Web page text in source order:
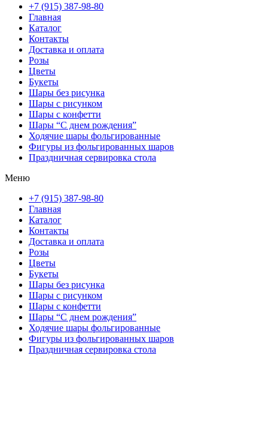
+7 (915) 387-98-80
Главная
Каталог
Контакты
Доставка и оплата
Розы
Цветы
Букеты
Шары без рисунка
Шары с рисунком
Шары с конфетти
Шары “С днем рождения”
Ходячие шары фольгированные
Фигуры из фольгированных шаров
Праздничная сервировка стола
Меню
+7 (915) 387-98-80
Главная
Каталог
Контакты
Доставка и оплата
Розы
Цветы
Букеты
Шары без рисунка
Шары с рисунком
Шары с конфетти
Шары “С днем рождения”
Ходячие шары фольгированные
Фигуры из фольгированных шаров
Праздничная сервировка стола